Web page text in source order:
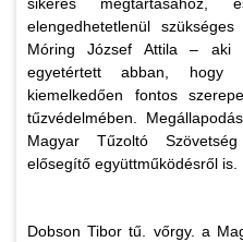
sikeres
elengedhetetlenül
Móring József Attila – aki
egyetértett abban,
kiemelkedően fontos
tűzvédelmében.
Magyar Tűzoltó
elősegítő együttműködésről is.
Dobson Tibor tű. vőrgy. a